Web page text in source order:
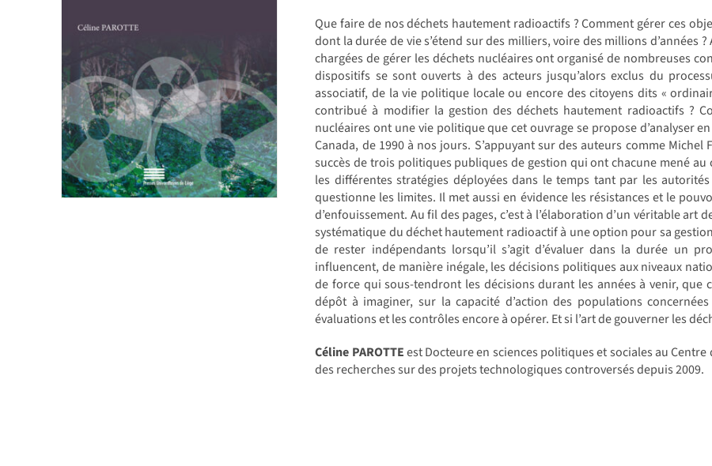
Que faire de nos déchets hautement radioactifs ? Comment gérer ces
dont la durée de vie s’étend sur des milliers, voire des millions d’années
chargées de gérer les déchets nucléaires ont organisé de nombreuses
dispositifs se sont ouverts à des acteurs jusqu’alors exclus du
associatif, de la vie politique locale ou encore des citoyens dits «
contribué à modifier la gestion des déchets hautement radioactifs ?
nucléaires ont une vie politique que cet ouvrage se propose d’analyser
Canada, de 1990 à nos jours. S’appuyant sur des auteurs comme
succès de trois politiques publiques de gestion qui ont chacune mené
les différentes stratégies déployées dans le temps tant par les
questionne les limites. Il met aussi en évidence les résistances et le
d’enfouissement. Au fil des pages, c’est à l’élaboration d’un véritable art
systématique du déchet hautement radioactif à une option pour sa
de rester indépendants lorsqu’il s’agit d’évaluer dans la durée un
influencent, de manière inégale, les décisions politiques aux niveaux
de force qui sous-tendront les décisions durant les années à venir,
dépôt à imaginer, sur la capacité d’action des populations
évaluations et les contrôles encore à opérer. Et si l’art de gouverner les
Céline PAROTTEest Docteure en sciences politiques et sociales au
des recherches sur des projets technologiques controversés depuis 2009.